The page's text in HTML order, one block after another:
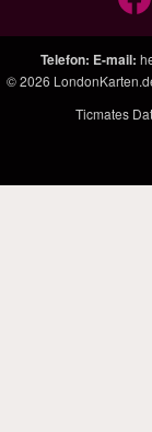
Telefon: E-mail:
© 2026
Ticmates